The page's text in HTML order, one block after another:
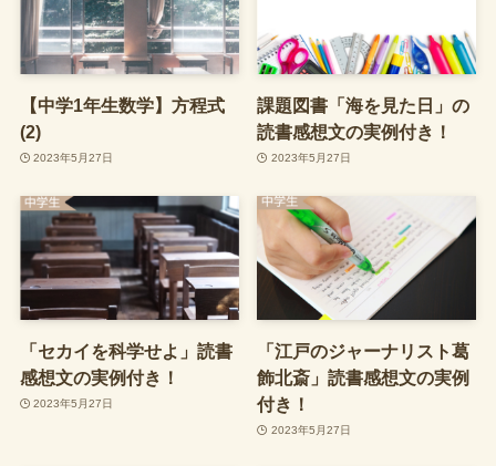
【中学1年生数学】方程式
(2)
2023年5月27日
課題図書「海を見た日」の
読書感想文の実例付き！
2023年5月27日
「セカイを科学せよ」読書
感想文の実例付き！
2023年5月27日
「江戸のジャーナリスト葛
飾北斎」読書感想文の実例
付き！
2023年5月27日